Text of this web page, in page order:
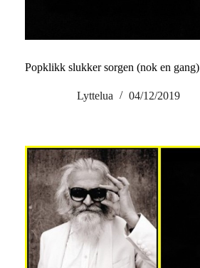
Popklikk slukker sorgen (nok en gang)
Lyttelua 04/12/2019